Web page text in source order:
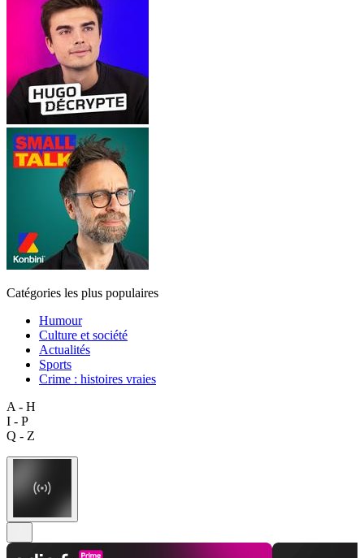
Catégories les plus populaires
Humour
Culture et société
Actualités
Sports
Crime : histoires vraies
A - H
I - P
Q - Z